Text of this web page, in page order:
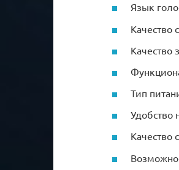
Язык
Качество
Качество
Тип
Удобство
Качество